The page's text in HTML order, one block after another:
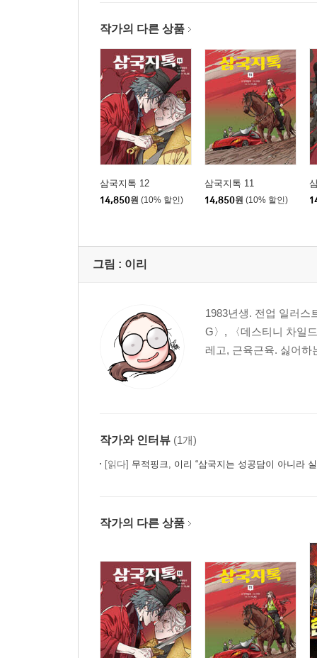
작가의 다른 상품
삼국지톡 12
14,850원 (10% 할인)
삼국지톡 11
14,850원 (10% 할인)
그림 : 이리
1983년생. 전업 일러스
G〉, 〈데스티니 차일
레고, 근육근육. 싫어하
작가와 인터뷰 (1개)
[읽다] 무적핑크, 이리 “삼국지는 성공담이 아니라
작가의 다른 상품